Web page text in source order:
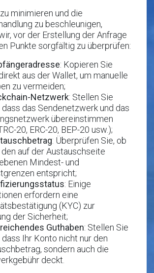
minimieren und die
zu beschleunigen,
vor der Erstellung der Anfrage
Punkte sorgfältig zu überprüfen:
: Kopieren Sie
aus der Wallet, um manuelle
zu vermeiden;
Netzwerk: Stellen Sie
dass das Sendenetzwerk und das
übereinstimmen
20, ERC-20, BEP-20 usw.);
: Überprüfen Sie, ob
auf der Austauschseite
Mindest- und
entspricht;
: Einige
erfordern eine
(KYC) zur
der Sicherheit;
Guthaben: Stellen Sie
dass Ihr Konto nicht nur den
sondern auch die
deckt.